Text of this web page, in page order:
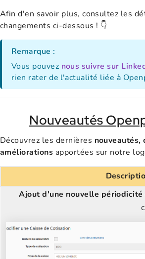
Afin d'en savoir plus, consultez les
changements ci-dessous ! 👇
Remarque :
Vous pouvez nous suivre sur
rien rater de l'actualité liée à
Nouveautés
Découvrez les dernières
améliorations apportées sur notre
Ajout d'une nouvelle